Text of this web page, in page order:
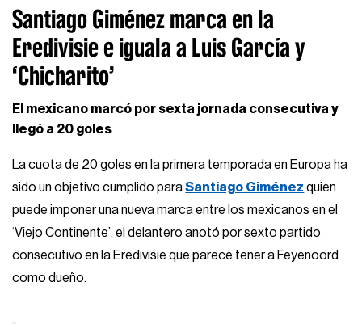
Santiago Giménez marca en la
Eredivisie e iguala a Luis García y
‘Chicharito’
El mexicano marcó por sexta jornada consecutiva y
llegó a 20 goles
La cuota de 20 goles en la primera temporada en Europa ha
sido un objetivo cumplido paraSantiago Giménez quien
puede imponer una nueva marca entre los mexicanos en el
‘Viejo Continente’, el delantero anotó por sexto partido
consecutivo en la Eredivisie que parece tener a Feyenoord
como dueño.